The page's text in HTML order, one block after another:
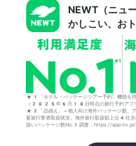
NEWT（ニュー
かしこい、お
*1「ホテル・パッケージツアー予約」機能を持
（2025年6月18日時点の旅行予約アプリ
*2「品揃え」＝個人向け海外パッケージ
要旅行業者取扱状況」海外旅行取扱額上位4社
扱いパッケージ数No.1調査：https://